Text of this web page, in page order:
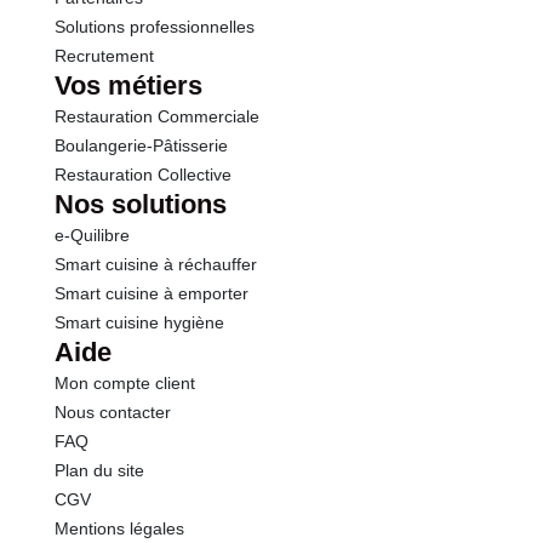
Solutions professionnelles
Recrutement
Vos métiers
Restauration Commerciale
Boulangerie-Pâtisserie
Restauration Collective
Nos solutions
e-Quilibre
Smart cuisine à réchauffer
Smart cuisine à emporter
Smart cuisine hygiène
Aide
Mon compte client
Nous contacter
FAQ
Plan du site
CGV
Mentions légales